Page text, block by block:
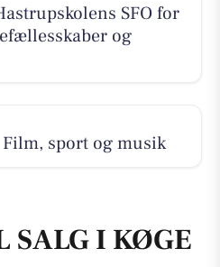
SFO for
og
sport og musik
SALG I KØGE